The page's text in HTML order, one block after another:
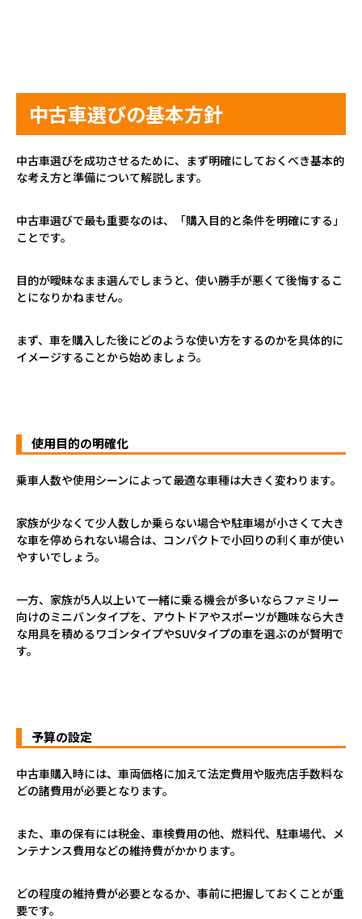
中古車選びの基本方針
中古車選びを成功させるために、まず明確にしておくべき基本的
な考え方と準備について解説します。
中古車選びで最も重要なのは、「購入目的と条件を明確にする」
ことです。
目的が曖昧なまま選んでしまうと、使い勝手が悪くて後悔するこ
とになりかねません。
まず、車を購入した後にどのような使い方をするのかを具体的に
イメージすることから始めましょう。
使用目的の明確化
乗車人数や使用シーンによって最適な車種は大きく変わります。
家族が少なくて少人数しか乗らない場合や駐車場が小さくて大き
な車を停められない場合は、コンパクトで小回りの利く車が使い
やすいでしょう。
一方、家族が5人以上いて一緒に乗る機会が多いならファミリー
向けのミニバンタイプを、アウトドアやスポーツが趣味なら大き
な用具を積めるワゴンタイプやSUVタイプの車を選ぶのが賢明で
す。
予算の設定
中古車購入時には、車両価格に加えて法定費用や販売店手数料な
どの諸費用が必要となります。
また、車の保有には税金、車検費用の他、燃料代、駐車場代、メ
ンテナンス費用などの維持費がかかります。
どの程度の維持費が必要となるか、事前に把握しておくことが重
要です。